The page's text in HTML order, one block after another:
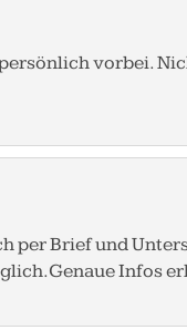
vorbei.
per Brief und
Genaue Infos